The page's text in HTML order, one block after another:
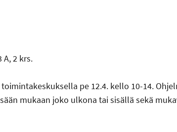
2 krs.
pe 12.4. kello 10-14.
mukaan joko ulkona tai sisällä sekä